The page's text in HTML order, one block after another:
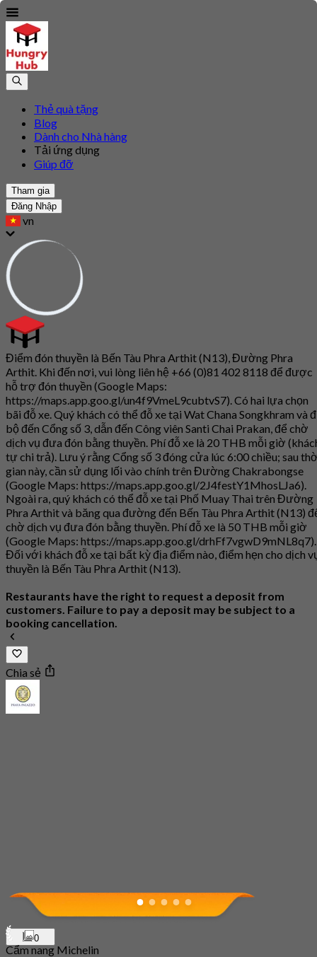
Thẻ quà tặng
Blog
Dành cho Nhà hàng
Tải ứng dụng
Giúp đỡ
Tham gia
Đăng Nhập
vn
Điểm đón thuyền là Bến Tàu Phra Arthit (N13), Đường Phra
Arthit. Khi đến nơi, vui lòng liên hệ +66 (0)81 402 8118 để được
hỗ trợ đón thuyền (Google Maps:
https://maps.app.goo.gl/un4f9VmeL9cubtvS7). Có hai lựa chọn
bãi đỗ xe. Quý khách có thể đỗ xe tại Wat Chana Songkhram và
bộ đến Cổng số 3, dẫn đến Công viên Santi Chai Prakan, để chờ
dịch vụ đưa đón bằng thuyền. Phí đỗ xe là 20 THB mỗi giờ
tự chi trả). Lưu ý rằng Cổng số 3 đóng cửa lúc 6:00 chiều; sau
gian này, cần sử dụng lối vào chính trên Đường Chakrabongse
(Google Maps: https://maps.app.goo.gl/2J4festY1MhosLJa6).
Ngoài ra, quý khách có thể đỗ xe tại Phố Muay Thai trên Đường
Phra Arthit và băng qua đường đến Bến Tàu Phra Arthit (N13)
chờ dịch vụ đưa đón bằng thuyền. Phí đỗ xe là 50 THB mỗi giờ
(Google Maps: https://maps.app.goo.gl/drhFf7vgwD9mNL8q7).
Đối với khách đỗ xe tại bất kỳ địa điểm nào, điểm hẹn cho dịch
thuyền là Bến Tàu Phra Arthit (N13).
Restaurants have the right to request a deposit from
customers. Failure to pay a deposit may be subject to a
booking cancellation.
Chia sẻ
0
Cẩm nang Michelin